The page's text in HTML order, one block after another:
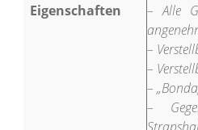
Eigenschaften
– Alle
–
–
–
–